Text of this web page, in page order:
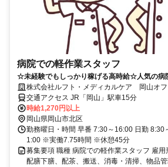
病院での軽作業スタッフ
☆未経験でもしっかり稼げる高時給☆人気の
株式会社ルフト・メディカルケア 岡山オフ
交通アクセス JR「岡山」駅車15分
時給1,270円以上
岡山県岡山市北区
勤務曜日・時間 早番 7:30～16:00 日勤 8:30
1:00 ※実働7.75時間 ※休憩45分
募集要項 職種 病院での軽作業スタッフ 雇
配膳下膳、配茶、搬送、消毒・清掃、物品